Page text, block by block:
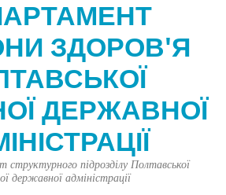
ЗДОРОВ'Я
ДЕРЖАВНОЇ
структурного підрозділу Полтавської
державної адміністрації